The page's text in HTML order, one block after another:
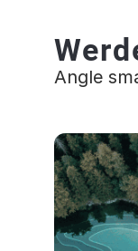
Angle